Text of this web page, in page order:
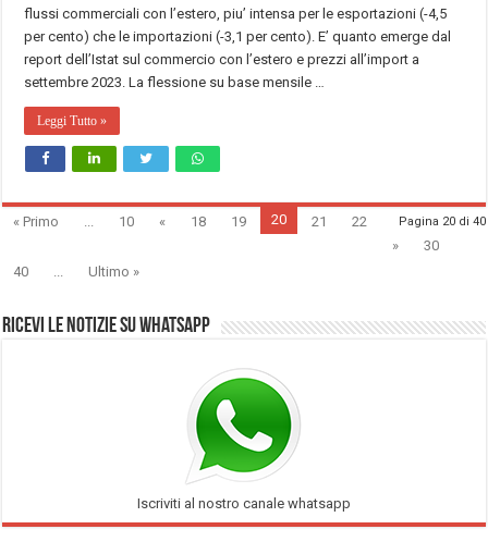
flussi commerciali con l’estero, piu’ intensa per le esportazioni (-4,5
per cento) che le importazioni (-3,1 per cento). E’ quanto emerge dal
report dell’Istat sul commercio con l’estero e prezzi all’import a
settembre 2023. La flessione su base mensile …
Leggi Tutto »
Pagina 20 di 40
« Primo 10 « 18 19 20 21
22
»
30
40
Ultimo »
Ricevi le notizie su Whatsapp
Iscriviti al nostro canale whatsapp